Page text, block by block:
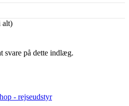
alt)
svare på dette indlæg.